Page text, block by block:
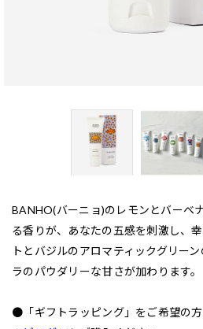
BANHO(バーニョ)のレモンとバーベ
る香りが、あなたの五感を刺激し、
トとバジルのアロマティックグリー
ラのパウダリーな甘さが加わります。
●「ギフトラッピング」をご希望の